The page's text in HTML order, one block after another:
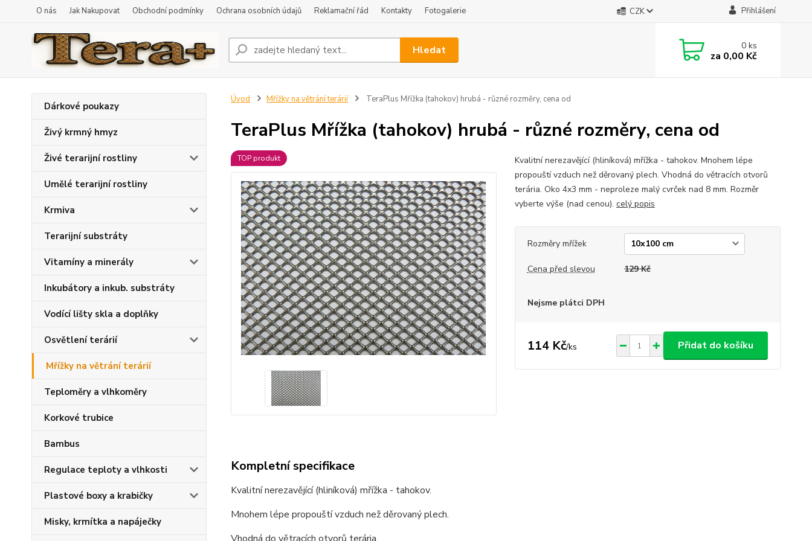
O nás Jak Nakupovat Obchodní podmínky Ochrana osobních údajů Reklamační řád Kontakty Fotogalerie CZK Přihlášení
Hledat 0ks
za 0,00 Kč
Dárkové poukazy
Živý krmný hmyz
Živé terarijní rostliny
Umělé terarijní rostliny
Krmiva
Terarijní substráty
Vitamíny a minerály
Inkubátory a inkub. substráty
Vodící lišty skla a doplňky
Osvětlení terárií
Mřížky na větrání terárií
Teploměry a vlhkoměry
Korkové trubice
Bambus
Regulace teploty a vlhkosti
Plastové boxy a krabičky
Misky, krmítka a napáječky
Úvod Mřížky na větrání terárií TeraPlus Mřížka (tahokov) hrubá - různé rozměry, cena od
TeraPlus Mřížka (tahokov) hrubá - různé rozměry, cena od
TOP produkt
Kvalitní nerezavějící (hliníková) mřížka - tahokov. Mnohem lépe
propouští vzduch než děrovaný plech. Vhodná do větracích otvorů
terária. Oko 4x3 mm - neproleze malý cvrček nad 8 mm. Rozměr
vyberte výše (nad cenou). celý popis
Rozměry mřížek
Cena před slevou 129 Kč
Nejsme plátci DPH
114 Kč/ks Přidat do košíku
Kompletní specifikace
Kvalitní nerezavějící (hliníková) mřížka - tahokov.
Mnohem lépe propouští vzduch než děrovaný plech.